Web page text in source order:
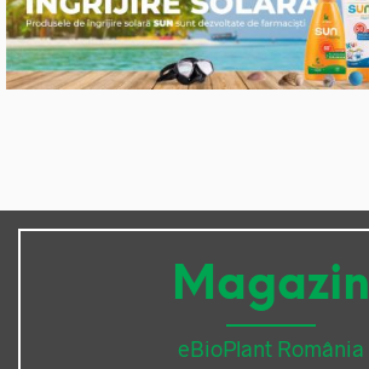
Magazin
eBioPlant România